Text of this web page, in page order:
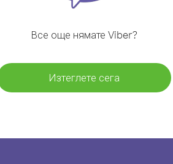
Все още нямате Viber?
Изтеглете сега